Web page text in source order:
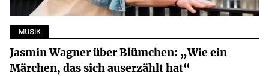
MUSIK
Jasmin Wagner über Blümchen: „Wie ein
Märchen, das sich auserzählt hat“